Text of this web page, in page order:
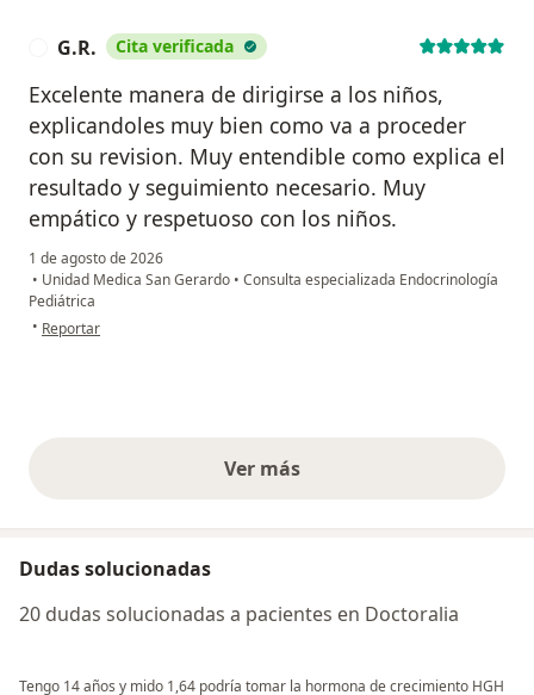
G.R. Cita verificada
Excelente manera de dirigirse a los niños,
explicandoles muy bien como va a proceder
con su revision. Muy entendible como explica el
resultado y seguimiento necesario. Muy
empático y respetuoso con los niños.
1 de agosto de 2026
• Unidad Medica San Gerardo • Consulta especializada Endocrinología
Pediátrica
• en opinión del usuario G.R.
Reportar
Ver másopiniones anteriores
Dudas solucionadas
20 dudas solucionadas a pacientes en Doctoralia
Tengo 14 años y mido 1,64 podría tomar la hormona de crecimiento HGH